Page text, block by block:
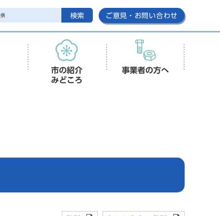
検索 ご意見・お問い合わせ
市の紹介
みどころ
事業者の方へ